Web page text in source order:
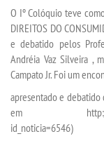
PORTAL DE
PORTAL DE
O Iº Colóquio teve
DIREITOS DO
e debatido pelos
Andréia Vaz Silveira ,
Campato Jr. Foi um
apresentado e debatido
em http://
id_noticia=6546)